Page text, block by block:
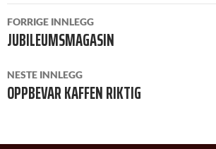
INNLEGGSNAVIGASJON
FORRIGE INNLEGG
JUBILEUMSMAGASIN
NESTE INNLEGG
OPPBEVAR KAFFEN RIKTIG